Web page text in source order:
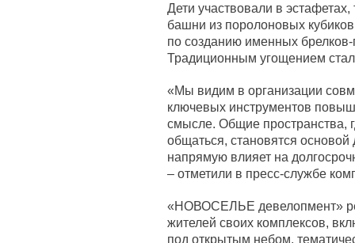
Дети участвовали в
башни из поролоновых
по созданию именных
Традиционным угощением
«Мы видим в организации
ключевых инструментов
смысле. Общие пространства,
общаться, становятся
напрямую влияет на
– отметили в пресс-службе
«НОВОСЕЛЬЕ девелопмент»
жителей своих комплексов,
под открытым небом,